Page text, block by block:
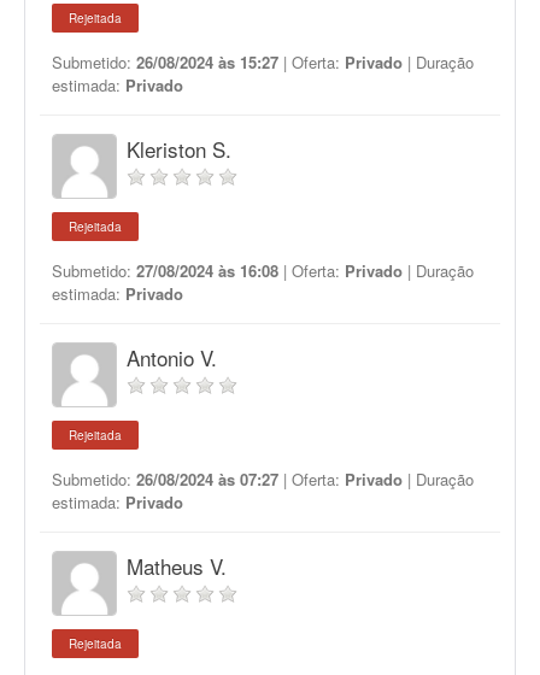
Rejeitada
Submetido: 26/08/2024 às 15:27 | Oferta: Privado | Duração
estimada: Privado
Kleriston S.
Rejeitada
Submetido: 27/08/2024 às 16:08 | Oferta: Privado | Duração
estimada: Privado
Antonio V.
Rejeitada
Submetido: 26/08/2024 às 07:27 | Oferta: Privado | Duração
estimada: Privado
Matheus V.
Rejeitada